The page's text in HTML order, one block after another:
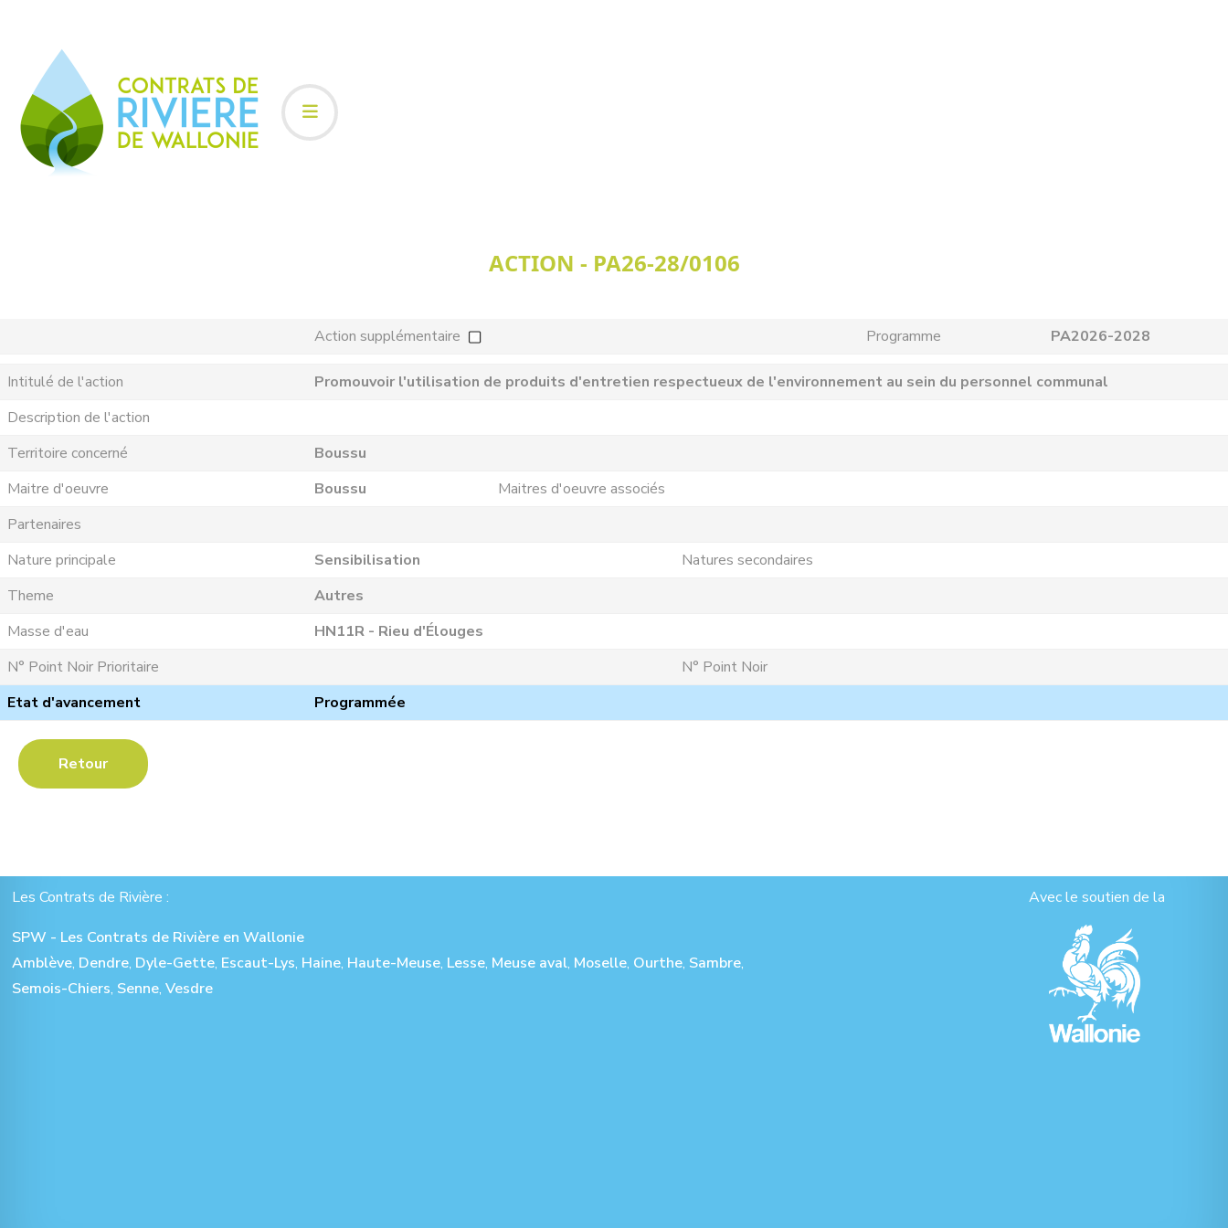
ACTION - PA26-28/0106
Action supplémentaire Programme PA2026-2028
Intitulé de l'action
Promouvoir l'utilisation de produits d'entretien respectueux de l'environnement au sein du personnel communal
Description de l'action
Territoire concerné
Boussu
Maitre d'oeuvre
Boussu
Maitres d'oeuvre associés
Partenaires
Nature principale
Sensibilisation
Natures secondaires
Theme
Autres
Masse d'eau
HN11R - Rieu d'Élouges
N° Point Noir Prioritaire
N° Point Noir
Etat d'avancement
Programmée
Retour
Les Contrats de Rivière :
SPW - Les Contrats de Rivière en Wallonie
Amblève, Dendre, Dyle-Gette, Escaut-Lys, Haine, Haute-Meuse, Lesse, Meuse aval, Moselle, Ourthe, Sambre,
Semois-Chiers, Senne, Vesdre
Avec le soutien de la